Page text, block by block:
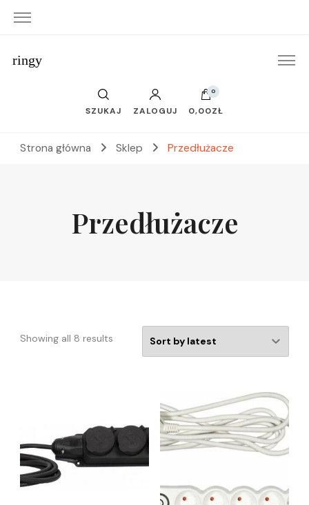
ringy
SZUKAJ ZALOGUJ
0
0,00ZŁ
Strona główna Sklep Przedłużacze
Przedłużacze
Showing all 8 results